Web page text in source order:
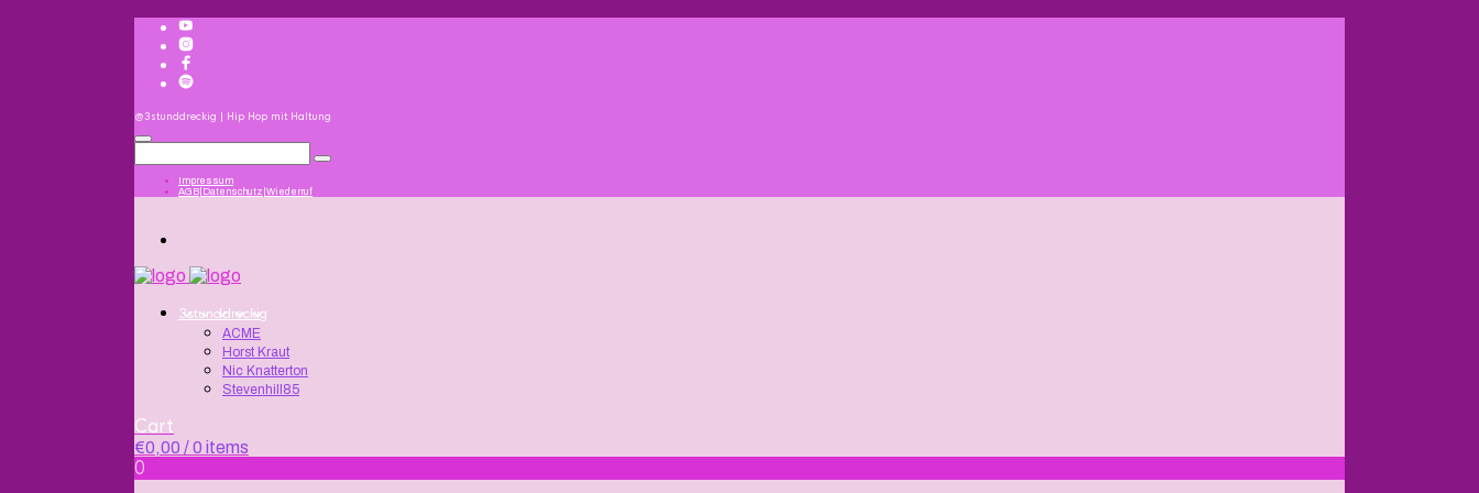
@3stunddreckig | Hip Hop mit Haltung
Impressum
AGB|Datenschutz|Wiederruf
3stunddreckig
ACME
Horst Kraut
Nic Knatterton
Stevenhill85
Cart
€0,00 / 0 items
0